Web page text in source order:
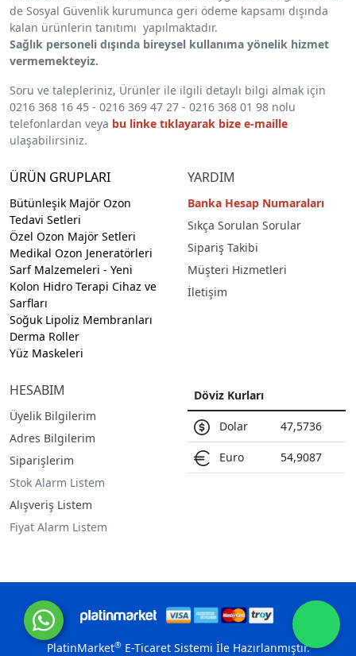
de Sosyal Güvenlik kurumunca geri ödeme kapsamı dışında
kalan ürünlerin tanıtımı yapılmaktadır.
Sağlık personeli dışında bireysel kullanıma yönelik hizmet
vermemekteyiz.
Soru ve talepleriniz, Ürünler ile ilgili detaylı bilgi almak için
0216 368 16 45 - 0216 369 47 27 - 0216 368 01 98 nolu
telefonlardan veya bu linke tıklayarak bize e-maille
ulaşabilirsiniz.
ÜRÜN GRUPLARI
Bütünleşik Majör Ozon
Tedavi Setleri
Özel Ozon Majör Setleri
Medikal Ozon Jeneratörleri
Sarf Malzemeleri - Yeni
Kolon Hidro Terapi Cihaz ve
Sarfları
Soğuk Lipoliz Membranları
Derma Roller
Yüz Maskeleri
YARDIM
Banka Hesap Numaraları
Sıkça Sorulan Sorular
Sipariş Takibi
Müşteri Hizmetleri
İletişim
HESABIM
Üyelik Bilgilerim
Adres Bilgilerim
Siparişlerim
Stok Alarm Listem
Alışveriş Listem
Fiyat Alarm Listem
Döviz Kurları
Dolar 47,5736
Euro 54,9087
PlatinMarket®E-Ticaret Sistemi İle Hazırlanmıştır.